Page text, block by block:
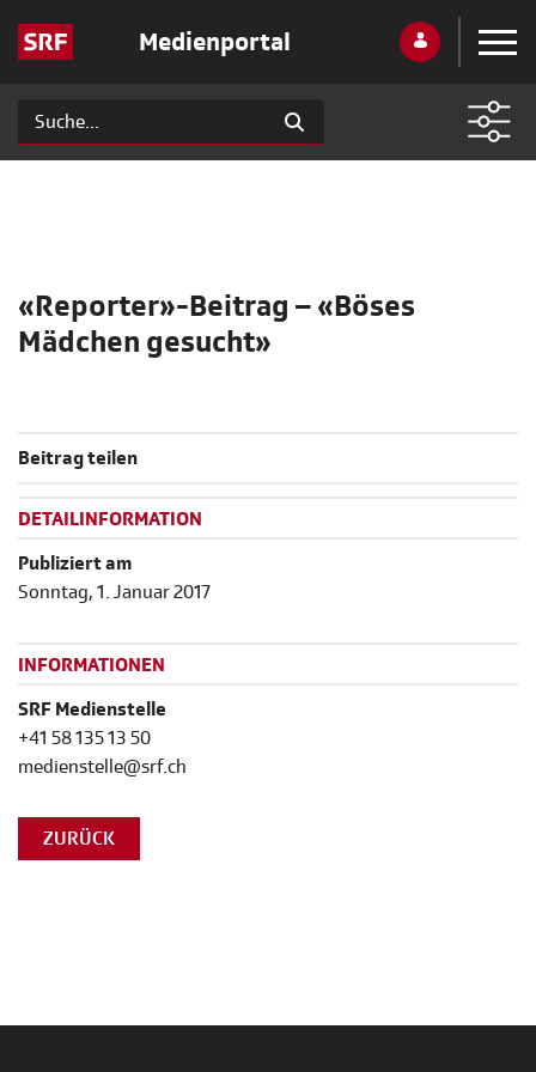
Medienportal
«Reporter»-Beitrag – «Böses
Mädchen gesucht»
Beitrag teilen
DETAILINFORMATION
Publiziert am
Sonntag, 1. Januar 2017
INFORMATIONEN
SRF Medienstelle
+41 58 135 13 50
medienstelle@srf.ch
ZURÜCK